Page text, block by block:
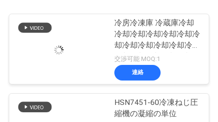
冷房冷凍庫 冷蔵庫冷却
冷却冷却冷却冷却冷却冷
却冷却冷却冷却冷却冷却
冷却冷却冷却冷却冷却冷
却冷却冷却冷却冷却冷却
冷却冷却冷却冷却冷却冷
冷却冷却冷却冷却冷却冷
却冷却冷却冷却冷却冷却
交渉可能 MOQ:1
連絡
HSN7451-60冷凍ねじ圧
縮機の凝縮の単位